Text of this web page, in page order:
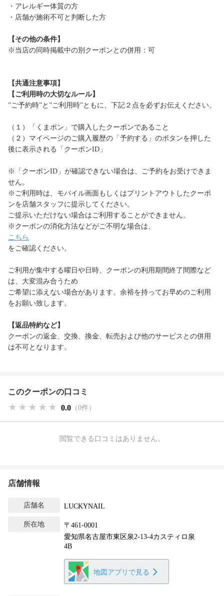
・アレルギー体質の方
・店舗が施術不可と判断した方
【その他の条件】
※当店の同時掲載中の別クーポンとの併用：可
【共通注意事項】
【ご利用時の大切なルール】
”ご予約時”と”ご利用時”ともに、下記２点を必ずお伝えください。
（１）「くまポン」で購入したクーポンであること
（２）マイページのご購入履歴の「予約する」のボタンを押した
後に表示される「クーポンID」
※「クーポンID」が確認できない場合は、ご予約をお受けできま
せん。
※ご利用時は、モバイル画面もしくはプリントアウトしたクーポ
ンを店舗スタッフに提示してください。
ご提示いただけない場合はご利用することができません。
※クーポンの消化方法などがご不明な場合は、
こちら
をご確認ください。
ご利用が集中する曜日や日時、クーポンの利用期間終了間際など
は、大変混み合うため
ご希望に添えない場合があります。余裕を持ってお早めのご利用
をお願い致します。
【返品特約など】
クーポンの返金、交換、換金、転売および他のサービスとの併用
は不可となります。
このクーポンの口コミ
★★★★★
★★★★★
★★★★★ 0.0 （0件）
閲覧できる口コミはありません。
店舗情報
店舗名 LUCKYNAIL
所在地
〒461-0001
愛知県名古屋市東区泉2-13-4カスティロ泉
4B
地図アプリで見る